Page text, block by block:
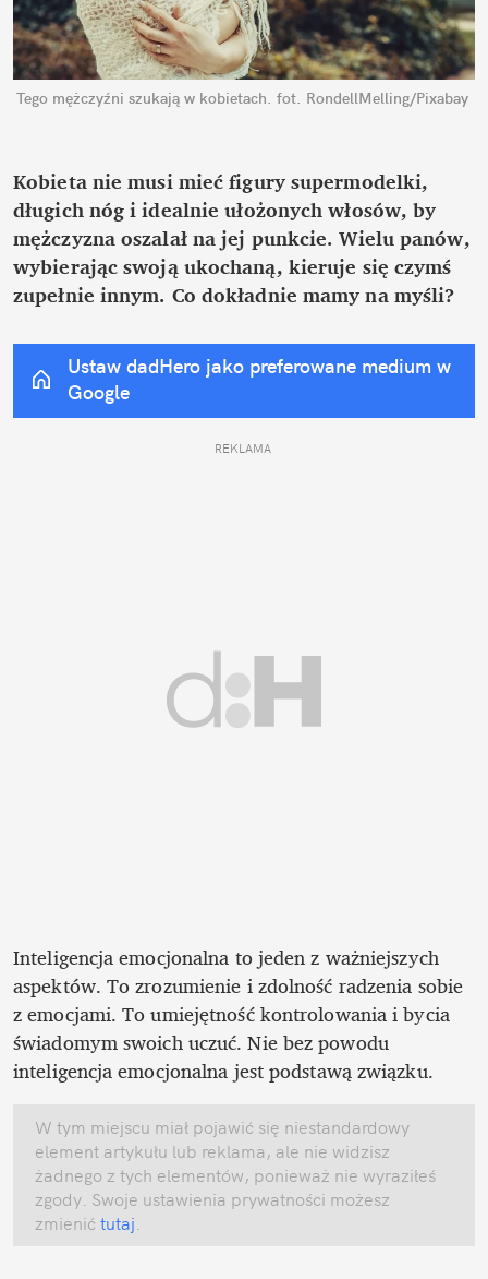
Tego mężczyźni szukają w kobietach. fot. RondellMelling/Pixabay
Kobieta nie musi mieć figury supermodelki,
długich nóg i idealnie ułożonych włosów, by
mężczyzna oszalał na jej punkcie. Wielu panów,
wybierając swoją ukochaną, kieruje się czymś
zupełnie innym. Co dokładnie mamy na myśli?
Ustaw dadHero jako preferowane medium w
Google
REKLAMA
Inteligencja emocjonalna to jeden z ważniejszych
aspektów. To zrozumienie i zdolność radzenia sobie
z emocjami. To umiejętność kontrolowania i bycia
świadomym swoich uczuć. Nie bez powodu
inteligencja emocjonalna jest podstawą związku.
W tym miejscu miał pojawić się niestandardowy
element artykułu lub reklama, ale nie widzisz
żadnego z tych elementów, ponieważ nie wyraziłeś
zgody. Swoje ustawienia prywatności możesz
zmienić tutaj